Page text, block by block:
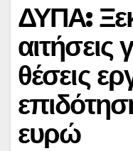
ΔΥΠΑ:
αιτήσεις
θέσεις
ευρώ